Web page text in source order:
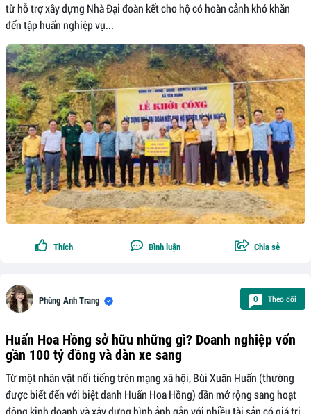
từ hỗ trợ xây dựng Nhà Đại đoàn kết cho hộ có hoàn cảnh khó khăn
đến tập huấn nghiệp vụ...
Thích Bình luận Chia sẻ
Phùng Anh Trang 0 Theo dõi
Huấn Hoa Hồng sở hữu những gì? Doanh nghiệp vốn
gần 100 tỷ đồng và dàn xe sang
Từ một nhân vật nổi tiếng trên mạng xã hội, Bùi Xuân Huấn (thường
được biết đến với biệt danh Huấn Hoa Hồng) dần mở rộng sang hoạt